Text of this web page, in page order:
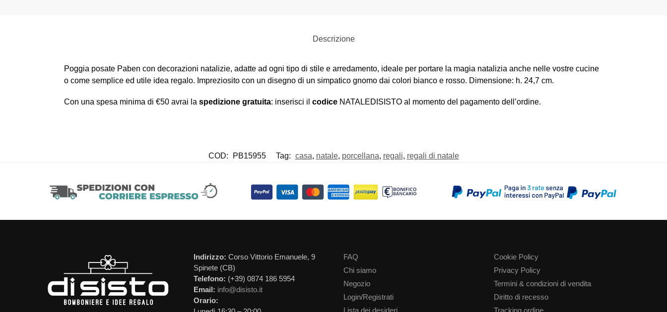
Descrizione
Poggia posate Paben con decorazioni natalizie, adatte ad ogni tipo di stile e arredamento, ideale per portare la magia natalizia anche nelle vostre cucine
o come semplice ed utile idea regalo. Impreziosito con un disegno di un simpatico gnomo dai colori bianco e rosso. Dimensione: h. 24,7 cm.
Con una spesa minima di €50 avrai la spedizione gratuita: inserisci il codiceNATALEDISISTO al momento del pagamento dell’ordine.
COD: PB15955 Tag: casa, natale, porcellana, regali, regali di natale
Indirizzo: Corso Vittorio Emanuele, 9
Spinete (CB)
Telefono: (+39) 0874 186 5954
Email: info@disisto.it
Orario:
FAQ
Chi siamo
Negozio
Login/Registrati
Cookie Policy
Privacy Policy
Termini & condizioni di vendita
Diritto di recesso